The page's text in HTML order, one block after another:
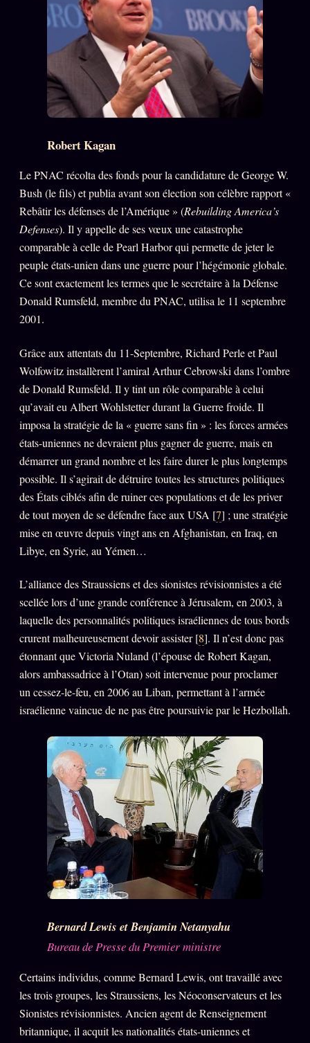
Robert Kagan
Le PNAC récolta des fonds pour la candidature de George W.
Bush (le fils) et publia avant son élection son célèbre rapport «
Rebâtir les défenses de l’Amérique » (Rebuilding America’s
Defenses). Il y appelle de ses vœux une catastrophe
comparable à celle de Pearl Harbor qui permette de jeter le
peuple états-unien dans une guerre pour l’hégémonie globale.
Ce sont exactement les termes que le secrétaire à la Défense
Donald Rumsfeld, membre du PNAC, utilisa le 11 septembre
2001.
Grâce aux attentats du 11-Septembre, Richard Perle et Paul
Wolfowitz installèrent l’amiral Arthur Cebrowski dans l’ombre
de Donald Rumsfeld. Il y tint un rôle comparable à celui
qu’avait eu Albert Wohlstetter durant la Guerre froide. Il
imposa la stratégie de la « guerre sans fin » : les forces armées
états-uniennes ne devraient plus gagner de guerre, mais en
démarrer un grand nombre et les faire durer le plus longtemps
possible. Il s’agirait de détruire toutes les structures politiques
des États ciblés afin de ruiner ces populations et de les priver
de tout moyen de se défendre face aux USA [7] ; une stratégie
mise en œuvre depuis vingt ans en Afghanistan, en Iraq, en
Libye, en Syrie, au Yémen…
L’alliance des Straussiens et des sionistes révisionnistes a été
scellée lors d’une grande conférence à Jérusalem, en 2003, à
laquelle des personnalités politiques israéliennes de tous bords
crurent malheureusement devoir assister [8]. Il n’est donc pas
étonnant que Victoria Nuland (l’épouse de Robert Kagan,
alors ambassadrice à l’Otan) soit intervenue pour proclamer
un cessez-le-feu, en 2006 au Liban, permettant à l’armée
israélienne vaincue de ne pas être poursuivie par le Hezbollah.
Bernard Lewis et Benjamin Netanyahu
Bureau de Presse du Premier ministre
Certains individus, comme Bernard Lewis, ont travaillé avec
les trois groupes, les Straussiens, les Néoconservateurs et les
Sionistes révisionnistes. Ancien agent de Renseignement
britannique, il acquit les nationalités états-uniennes et